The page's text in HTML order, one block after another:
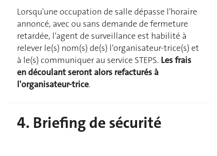
Lorsqu'une occupation de salle dépasse l'horaire
annoncé, avec ou sans demande de fermeture
retardée, l'agent de surveillance est habilité à
relever le(s) nom(s) de(s) l'organisateur-trice(s) et
à le(s) communiquer au service STEPS. Les frais
en découlant seront alors refacturés à
l'organisateur-trice.
4. Briefing de sécurité